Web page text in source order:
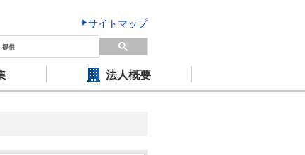
サイトマップ
法人概要